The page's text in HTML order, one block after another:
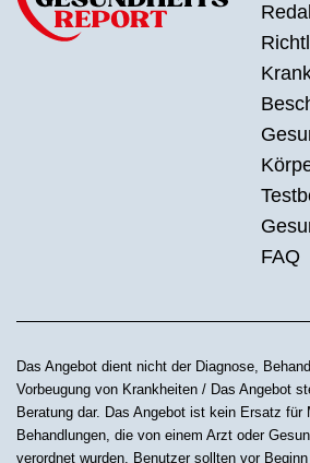
FAQ
Das Angebot dient nicht der Diagnose,
Vorbeugung von Krankheiten / Das Angebot
Beratung dar. Das Angebot ist kein Ersatz für
Behandlungen, die von einem Arzt oder
verordnet wurden. Benutzer sollten vor